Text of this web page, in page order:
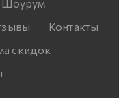
Шоурум
Контакты
скидок